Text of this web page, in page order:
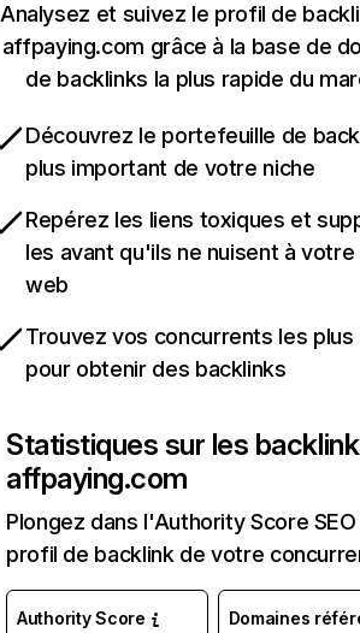
Analysez et suivez le profil de
affpaying.com grâce à la base de
de backlinks la plus rapide du
Découvrez le portefeuille de
plus important de votre niche
Repérez les liens toxiques et
les avant qu'ils ne nuisent à
web
Trouvez vos concurrents les
pour obtenir des backlinks
Statistiques sur les
affpaying.com
Plongez dans l'Authority Score
profil de backlink de votre
Authority Score Domaines